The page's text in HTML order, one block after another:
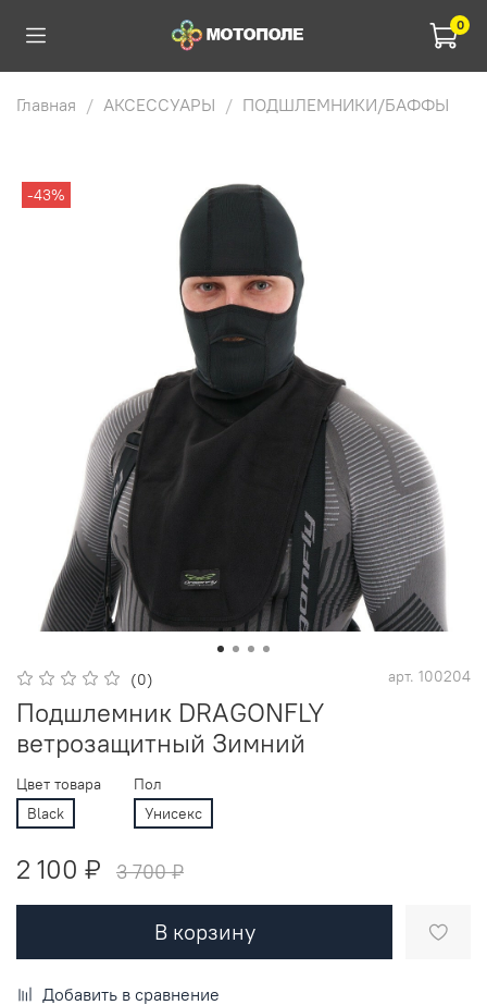
0
Главная АКСЕССУАРЫ ПОДШЛЕМНИКИ/БАФФЫ
-43%
(0) арт. 100204
Подшлемник DRAGONFLY
ветрозащитный Зимний
Цвет товара
Black
Пол
Унисекс
2 100 ₽ 3 700 ₽
В корзину
Добавить в сравнение